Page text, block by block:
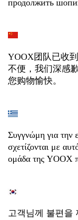
продолжить
YOOX团队已收
不便，我们深感
您购物愉快。
Συγγνώμη για την
σχετίζονται με
ομάδα της YOOX
고객님께 불편을